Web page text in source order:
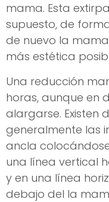
mama. Esta
supuesto, de
de nuevo la
más estética
Una reducción
horas, aunque en
alargarse. Existen
generalmente las
ancla
una línea vertical
y en una línea
debajo del la